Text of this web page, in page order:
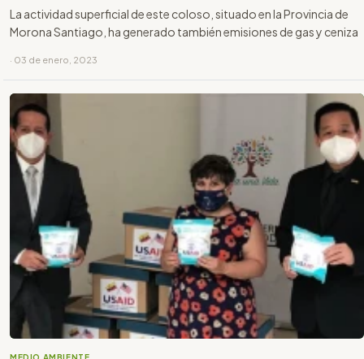
La actividad superficial de este coloso, situado en la Provincia de
Morona Santiago, ha generado también emisiones de gas y ceniza
· 03 de enero, 2023